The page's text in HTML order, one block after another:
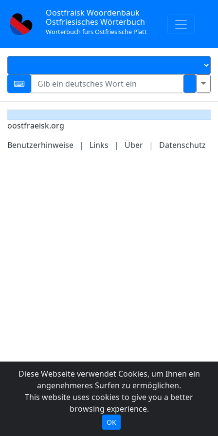
Oostfräisk Woordenbauk
Ostfriesisches Wörterbuch
Wörterbuch fürs Ostfriesische Platt
oostfraeisk.org
Benutzerhinweise
| Links | Über | Datenschutz
Diese Webseite verwendet Cookies, um Ihnen ein
angenehmeres Surfen zu ermöglichen.
This website uses cookies to give you a better
browsing experience.
OK